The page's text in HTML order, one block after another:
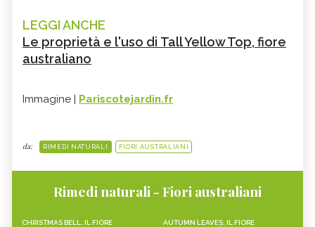
LEGGI ANCHE
Le proprietà e l'uso di Tall Yellow Top, fiore
australiano
Immagine | Pariscotejardin.fr
da: RIMEDI NATURALI FIORI AUSTRALIANI
Rimedi naturali - Fiori australiani
CHRISTMAS BELL, IL FIORE
AUTUMN LEAVES, IL FIORE